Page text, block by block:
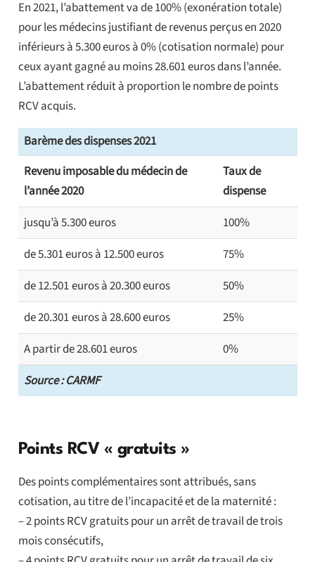
En 2021, l’abattement va de 100% (exonération totale)
pour les médecins justifiant de revenus perçus en 2020
inférieurs à 5.300 euros à 0% (cotisation normale) pour
ceux ayant gagné au moins 28.601 euros dans l’année.
L’abattement réduit à proportion le nombre de points
RCV acquis.
Barème des dispenses 2021
Source : CARMF
Revenu imposable du médecin de
l’année 2020
Taux de
dispense
jusqu’à 5.300 euros
100%
de 5.301 euros à 12.500 euros
75%
de 12.501 euros à 20.300 euros
50%
de 20.301 euros à 28.600 euros
25%
A partir de 28.601 euros
0%
Points RCV « gratuits »
Des points complémentaires sont attribués, sans
cotisation, au titre de l’incapacité et de la maternité :
– 2 points RCV gratuits pour un arrêt de travail de trois
mois consécutifs,